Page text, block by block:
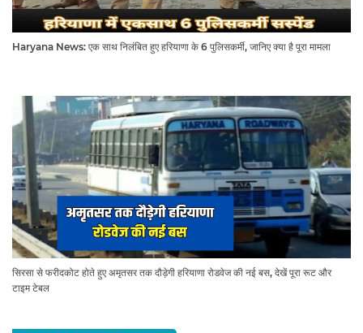
Haryana News: एक साथ निलंबित हुए हरियाणा के 6 पुलिसकर्मी, जानिए क्या है पूरा मामला
सिरसा से फरीदकोट होते हुए अमृतसर तक दौड़ेगी हरियाणा रोडवेज की नई बस, देखें पूरा रूट और
टाइम टेबल